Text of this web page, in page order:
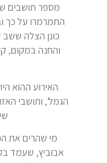
מספר תושבים
התמרמרו על כך
כונן הצלה
והחנה במקום,
האירוע ההוא
הגמל’, ותושבי
מי שהרים את
אבוביץ, שעמד